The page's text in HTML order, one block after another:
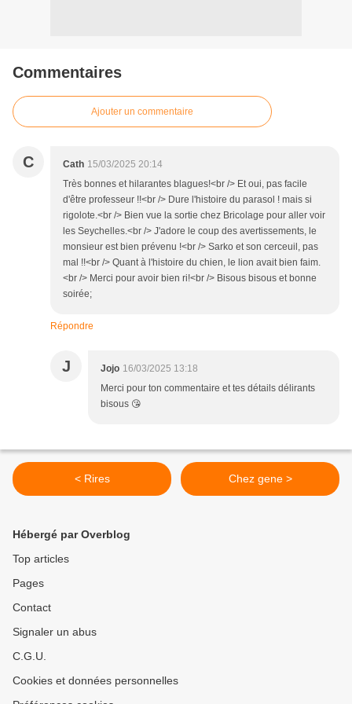
Commentaires
Ajouter un commentaire
C Cath 15/03/2025 20:14
Très bonnes et hilarantes blagues!<br /> Et oui, pas facile
d'être professeur !!<br /> Dure l'histoire du parasol ! mais si
rigolote.<br /> Bien vue la sortie chez Bricolage pour aller voir
les Seychelles.<br /> J'adore le coup des avertissements, le
monsieur est bien prévenu !<br /> Sarko et son cerceuil, pas
mal !!<br /> Quant à l'histoire du chien, le lion avait bien faim.
<br /> Merci pour avoir bien ri!<br /> Bisous bisous et bonne
soirée;
Répondre
J Jojo 16/03/2025 13:18
Merci pour ton commentaire et tes détails délirants
bisous 😘
< Rires Chez gene >
Hébergé par Overblog
Top articles
Pages
Contact
Signaler un abus
C.G.U.
Cookies et données personnelles